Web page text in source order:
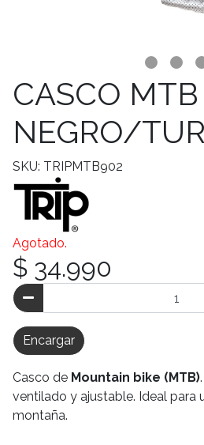
CASCO MTB
NEGRO/
SKU: TRIPMTB902
Agotado.
$ 34.990
Encargar
Casco de Mountain bike (MTB)
ventilado y ajustable. Ideal para
montaña.